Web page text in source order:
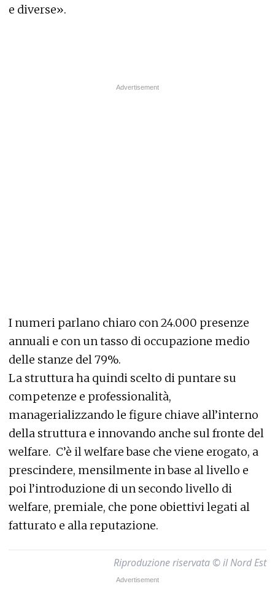
e diverse».
I numeri parlano chiaro con 24.000 presenze
annuali e con un tasso di occupazione medio
delle stanze del 79%.
La struttura ha quindi scelto di puntare su
competenze e professionalità,
managerializzando le figure chiave all’interno
della struttura e innovando anche sul fronte del
welfare. C’è il welfare base che viene erogato, a
prescindere, mensilmente in base al livello e
poi l’introduzione di un secondo livello di
welfare, premiale, che pone obiettivi legati al
fatturato e alla reputazione.
Riproduzione riservata © il Nord Est